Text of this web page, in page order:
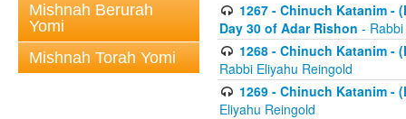
Mishnah Berurah
Yomi
Mishnah Torah Yomi
1267 - Chinuch Katanim -
Day 30 of Adar Rishon -
1268 - Chinuch Katanim -
Rabbi Eliyahu Reingold
1269 - Chinuch Katanim -
Eliyahu Reingold